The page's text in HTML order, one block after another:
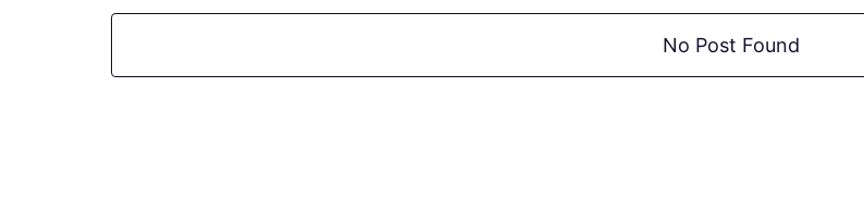
No Post Found